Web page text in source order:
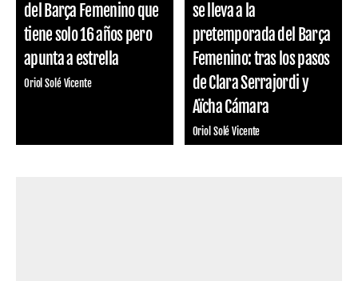
del Barça Femenino que
tiene solo 16 años pero
apunta a estrella
Oriol Solé Vicente
se lleva a la
pretemporada del Barça
Femenino: tras los pasos
de Clara Serrajordi y
Aïcha Cámara
Oriol Solé Vicente